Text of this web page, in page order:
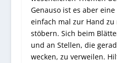
Genauso ist es aber
einfach mal zur Hand
stöbern. Sich beim
und an Stellen, die
wecken, zu verweilen.